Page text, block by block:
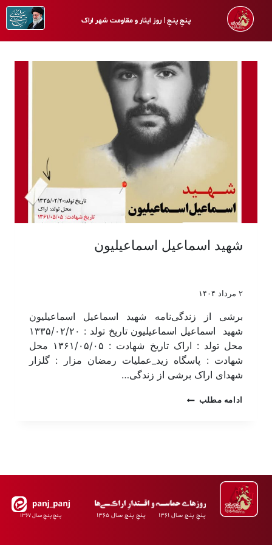
پـنجِ پنـجِ | روز ایثار و مقاومت شهر اراک
شهید اسماعیل اسماعیلیون
۲ مرداد ۱۴۰۴
برشی از زندگی‌نامه شهید اسماعیل اسماعیلیون
شهید اسماعیل اسماعیلیون تاریخ تولد : ۱۳۳۵/۰۲/۲۰
محل تولد : اراک تاریخ شهادت : ۱۳۶۱/۰۵/۰۵ محل
شهادت : پاسگاه زید_عملیات رمضان مزار : گلزار
شهدای اراک برشی از زندگی…
ادامه مطلب
پـنجِ پنـج سـال ۱۳۶۱ پـنجِ پنـج سـال ۱۳۶۵ پـنجِ پنـجِ سـال ۱۳۶۷